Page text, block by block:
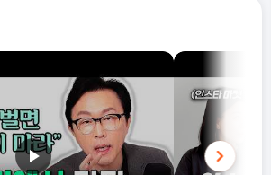
이는 발효주를 증류하여 제조하거나 다른 물질을
는 활동으로 분류되기 때문입니다.